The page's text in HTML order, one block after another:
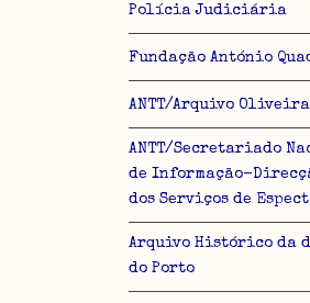
Polícia Judiciária
Fundação António
ANTT/Arquivo
ANTT/Secretariado
de Informação-
dos Serviços de
Arquivo Histórico da
do Porto